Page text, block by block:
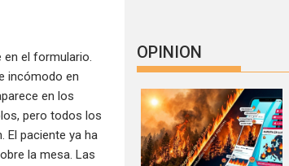
en el formulario.
incómodo en
en los
pero todos los
El paciente ya ha
la mesa. Las
OPINION